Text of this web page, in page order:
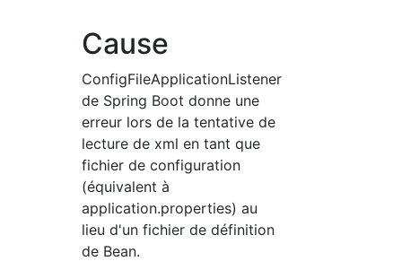
Cause
ConfigFileApplicationListener
de Spring Boot donne une
erreur lors de la tentative de
lecture de xml en tant que
fichier de configuration
(équivalent à
application.properties) au
lieu d'un fichier de définition
de Bean.